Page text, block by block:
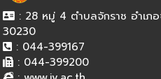
: 28 หมู่ 4 ตำบลจักราช อำเภ
30230
: 044-399167
: 044-399200